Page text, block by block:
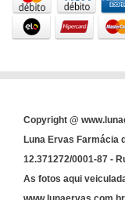
Copyright @
Luna Ervas Farmácia
12.371272/0001-87 -
As fotos aqui